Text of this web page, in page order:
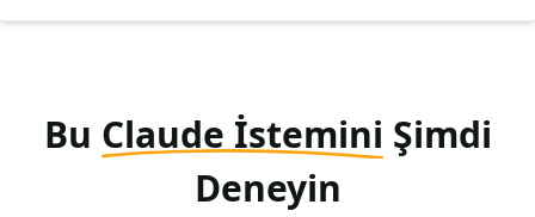
Bu Claude İstemini Şimdi
Deneyin